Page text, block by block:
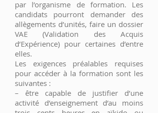
par l’organisme de formation. Les
candidats pourront demander des
allègements d’unités, faire un dossier
VAE (Validation des Acquis
d’Expérience) pour certaines d’entre
elles.
Les exigences préalables requises
pour accéder à la formation sont les
suivantes :
– être capable de justifier d’une
activité d’enseignement d’au moins